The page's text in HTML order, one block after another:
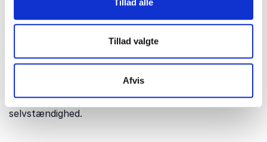
Tillad valgte
Afvis
Lola Jensengiver jer ærlige, kærlige og praksisnære
perspektiver på familieliv, opdragelse og de
udfordringer, der opstår, når forældre gerne vil
en relevant vinkel for jer, der ønsker konkrete
refleksioner om ansvar, rammer og børns
selvstændighed.